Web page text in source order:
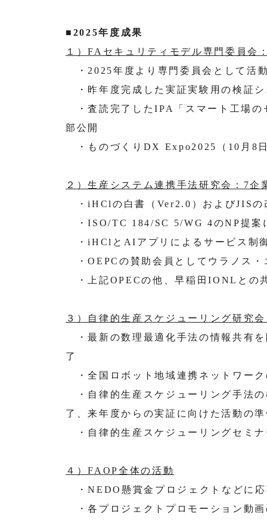
■2025年度成果
１）FAセキュリティモデル専門委員会
・2025年度より専門委員会として活
・昨年度完成した実証実験用の検証
・査読完了したIPA「スマート工場の
部公開
・ものづくりDX Expo2025（10月8
２）生産システム連携手法研究会：7企
・iHClの白書（Ver2.0）およびJISの
・ISO/TC 184/SC 5/WG 4のNP提案
・iHClとAIアプリによるサービス制
・OEPCの賛助会員としてウラノス
・上記OPECの他、早稲田IONLと
３）自律的生産スケジューリング研究
・最新の数理最適化手法の情報共有
了
・全国ロボット地域連携ネットワー
・自律的生産スケジューリング手法
了、来年度からの実証に向けた活動の
・自律的生産スケジューリングセミ
４）FAOP全体の活動
・NEDO懸賞金プロジェクトなどに
・各プロジェクトプロモーション動